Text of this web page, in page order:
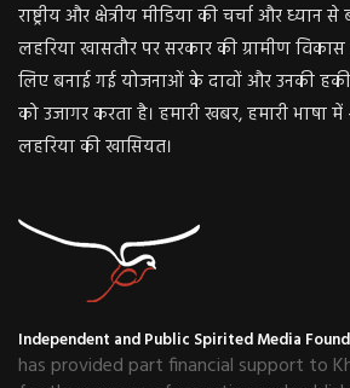
राष्ट्रीय और क्षेत्रीय मीडिया की चर्चा और ध्यान
लहरिया खासतौर पर सरकार की ग्रामीण
लिए बनाई गई योजनाओं के दावों और उनकी
को उजागर करता है। हमारी खबर, हमारी भाषा
लहरिया की खासियत।
Independent and Public Spirited Media
has provided part financial support to